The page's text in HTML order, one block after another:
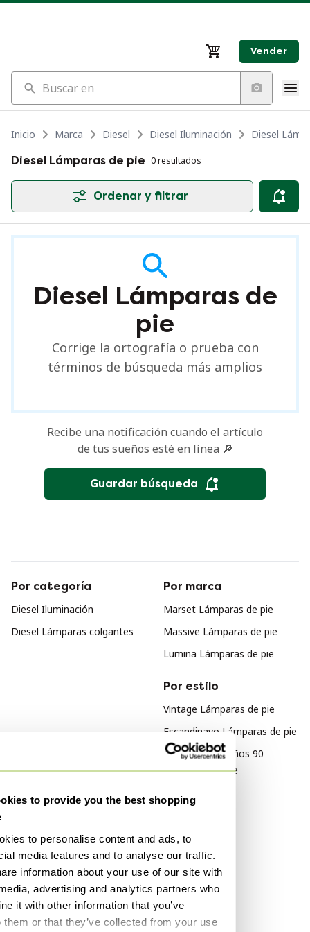
to provide you the best shopping
to personalise content and ads, to
media features and to analyse our traffic.
information about your use of our site with
advertising and analytics partners who
it with other information that you’ve
them or that they’ve collected from your use
Vender
Buscar en
Inicio Marca Diesel Diesel Iluminación
Diesel
Diesel Lámparas de pie 0 resultados
Ordenar y filtrar
Diesel Lámparas de
pie
Corrige la ortografía o prueba con
términos de búsqueda más amplios
Recibe una notificación cuando el artículo
de tus sueños esté en línea 🔎
Guardar búsqueda
Por categoría
Diesel Iluminación
Diesel Lámparas colgantes
Por marca
Marset Lámparas de pie
Massive Lámparas de pie
Lumina Lámparas de pie
Por estilo
Vintage Lámparas de pie
Escandinavo Lámparas de pie
Diseño de los años 90
Lámparas de pie
Por material
Madera Lámparas de pie
Papel Lámparas de pie
Por color
Rosa Lámparas de pie